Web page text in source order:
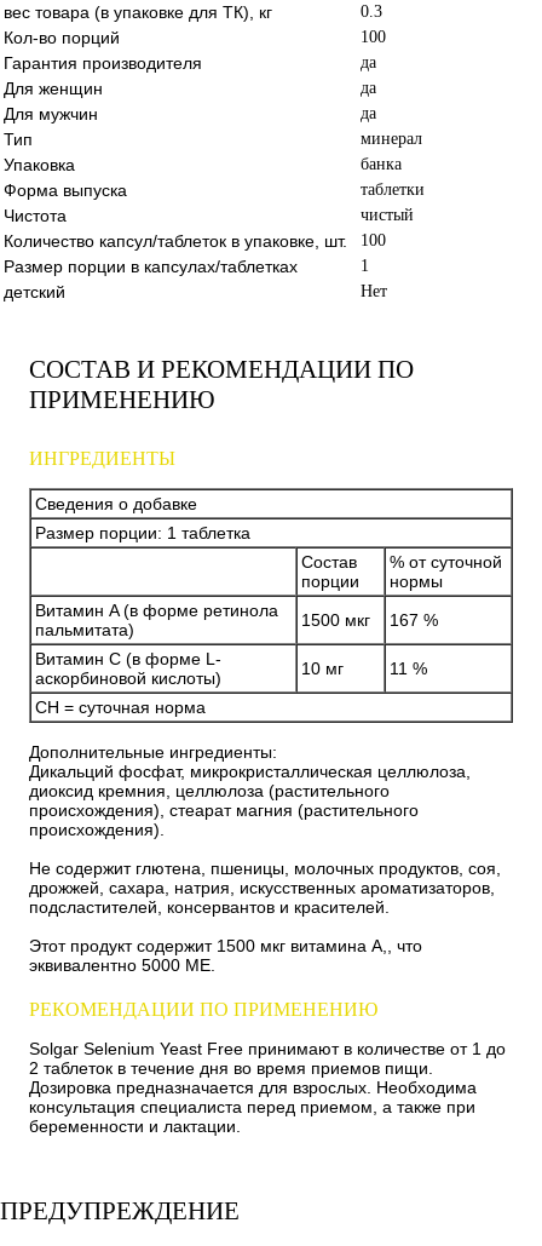
вес товара (в упаковке для ТК), кг 0.3
Кол-во порций 100
Гарантия производителя да
Для женщин да
Для мужчин да
Тип минерал
Упаковка банка
Форма выпуска таблетки
Чистота чистый
Количество капсул/таблеток в упаковке, шт. 100
Размер порции в капсулах/таблетках 1
детский Нет
СОСТАВ И РЕКОМЕНДАЦИИ ПО
ПРИМЕНЕНИЮ
ИНГРЕДИЕНТЫ
Сведения о добавке
Размер порции: 1 таблетка
Состав
порции
% от суточной
нормы
Витамин A (в форме ретинола
пальмитата)
1500 мкг
167 %
Витамин С (в форме L-
аскорбиновой кислоты)
10 мг
11 %
СН = суточная норма
Дополнительные ингредиенты:
Дикальций фосфат, микрокристаллическая целлюлоза,
диоксид кремния, целлюлоза (растительного
происхождения), стеарат магния (растительного
происхождения).
Не содержит глютена, пшеницы, молочных продуктов, соя,
дрожжей, сахара, натрия, искусственных ароматизаторов,
подсластителей, консервантов и красителей.
Этот продукт содержит 1500 мкг витамина A,, что
эквивалентно 5000 МЕ.
РЕКОМЕНДАЦИИ ПО ПРИМЕНЕНИЮ
Solgar Selenium Yeast Free принимают в количестве от 1 до
2 таблеток в течение дня во время приемов пищи.
Дозировка предназначается для взрослых. Необходима
консультация специалиста перед приемом, а также при
беременности и лактации.
ПРЕДУПРЕЖДЕНИЕ